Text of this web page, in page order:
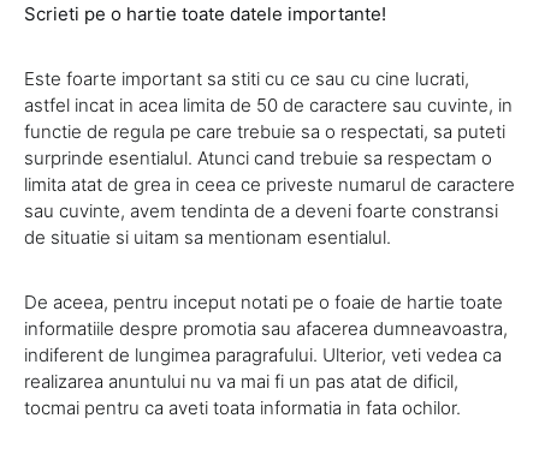
Scrieti pe o hartie toate datele importante!
Este foarte important sa stiti cu ce sau cu cine lucrati,
astfel incat in acea limita de 50 de caractere sau cuvinte, in
functie de regula pe care trebuie sa o respectati, sa puteti
surprinde esentialul. Atunci cand trebuie sa respectam o
limita atat de grea in ceea ce priveste numarul de caractere
sau cuvinte, avem tendinta de a deveni foarte constransi
de situatie si uitam sa mentionam esentialul.
De aceea, pentru inceput notati pe o foaie de hartie toate
informatiile despre promotia sau afacerea dumneavoastra,
indiferent de lungimea paragrafului. Ulterior, veti vedea ca
realizarea anuntului nu va mai fi un pas atat de dificil,
tocmai pentru ca aveti toata informatia in fata ochilor.